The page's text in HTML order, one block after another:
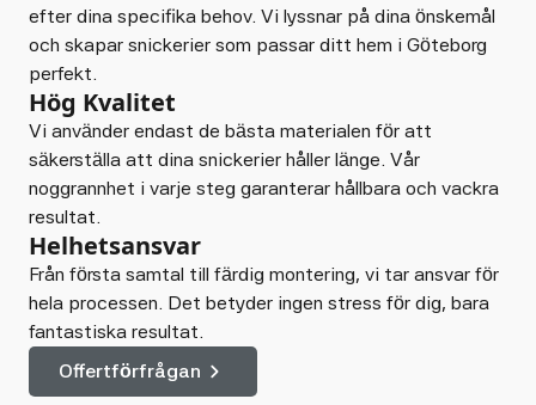
efter dina specifika behov. Vi lyssnar på dina önskemål
och skapar snickerier som passar ditt hem i Göteborg
perfekt.
Hög Kvalitet
Vi använder endast de bästa materialen för att
säkerställa att dina snickerier håller länge. Vår
noggrannhet i varje steg garanterar hållbara och vackra
resultat.
Helhetsansvar
Från första samtal till färdig montering, vi tar ansvar för
hela processen. Det betyder ingen stress för dig, bara
fantastiska resultat.
Offertförfrågan